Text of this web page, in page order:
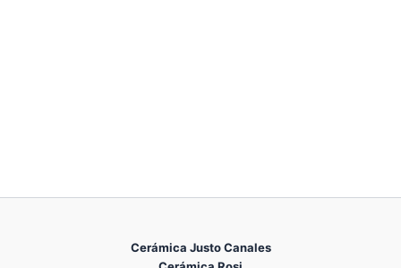
Cerámica Justo Canales